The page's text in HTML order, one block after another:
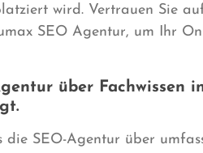
wird. Vertrauen Sie
SEO Agentur, um Ihr
über Fachwissen
die SEO-Agentur über